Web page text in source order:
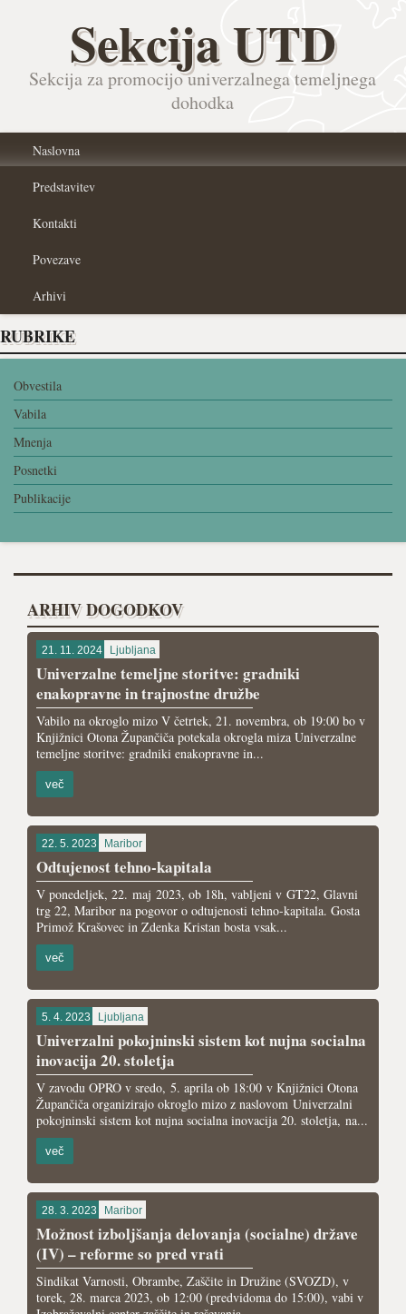
Sekcija UTD
Sekcija za promocijo univerzalnega temeljnega
dohodka
Naslovna
Predstavitev
Kontakti
Povezave
Arhivi
RUBRIKE
Obvestila
Vabila
Mnenja
Posnetki
Publikacije
ARHIV DOGODKOV
21. 11. 2024 Ljubljana
Univerzalne temeljne storitve: gradniki
enakopravne in trajnostne družbe
Vabilo na okroglo mizo V četrtek, 21. novembra, ob 19:00 bo v
Knjižnici Otona Župančiča potekala okrogla miza Univerzalne
temeljne storitve: gradniki enakopravne in...
več
22. 5. 2023 Maribor
Odtujenost tehno-kapitala
V ponedeljek, 22. maj 2023, ob 18h, vabljeni v GT22, Glavni
trg 22, Maribor na pogovor o odtujenosti tehno-kapitala. Gosta
Primož Krašovec in Zdenka Kristan bosta vsak...
več
5. 4. 2023 Ljubljana
Univerzalni pokojninski sistem kot nujna socialna
inovacija 20. stoletja
V zavodu OPRO v sredo, 5. aprila ob 18:00 v Knjižnici Otona
Župančiča organizirajo okroglo mizo z naslovom Univerzalni
pokojninski sistem kot nujna socialna inovacija 20. stoletja, na...
več
28. 3. 2023 Maribor
Možnost izboljšanja delovanja (socialne) države
(IV) – reforme so pred vrati
Sindikat Varnosti, Obrambe, Zaščite in Družine (SVOZD), v
torek, 28. marca 2023, ob 12:00 (predvidoma do 15:00), vabi v